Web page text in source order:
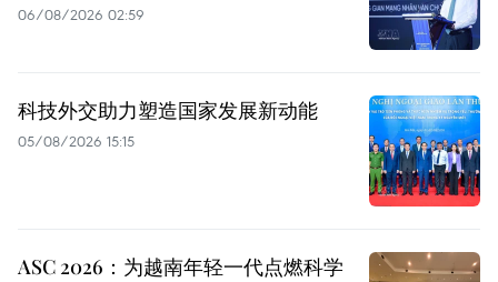
06/08/2026 02:59
科技外交助力塑造国家发展新动能
05/08/2026 15:15
ASC 2026：为越南年轻一代点燃科学